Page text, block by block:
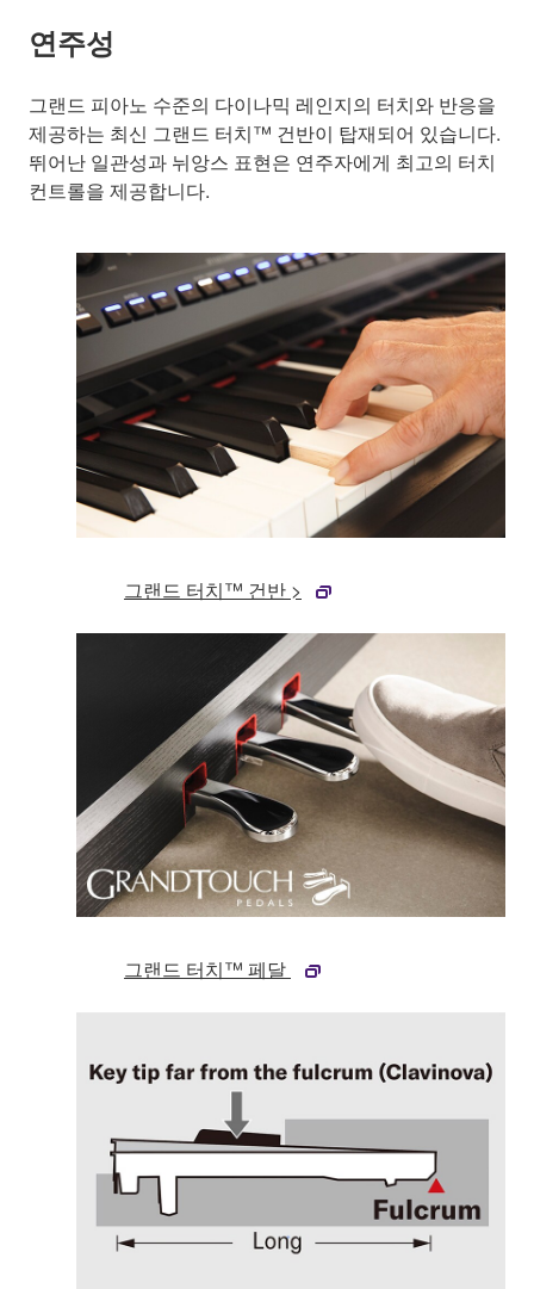
연주성
그랜드 피아노 수준의 다이나믹 레인지의 터치와 반응을
제공하는 최신 그랜드 터치™ 건반이 탑재되어 있습니다.
뛰어난 일관성과 뉘앙스 표현은 연주자에게 최고의 터치
컨트롤을 제공합니다.
그랜드 터치™ 건반 >
그랜드 터치™ 페달